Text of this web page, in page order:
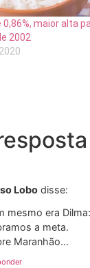
0,86%, maior alta
2002
Lobo disse:
mesmo era
a meta.
Maranhão…